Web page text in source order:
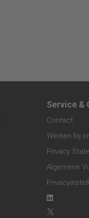
Service &
Contact
Werken bij
Privacy
Algemene